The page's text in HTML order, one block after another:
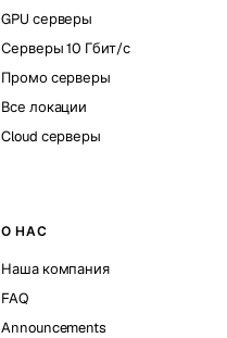
GPU серверы
Серверы 10 Гбит/с
Промо серверы
Все локации
Cloud серверы
О НАС
Наша компания
FAQ
Announcements